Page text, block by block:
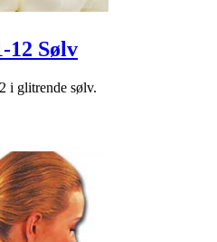
12 Sølv
i glitrende sølv.